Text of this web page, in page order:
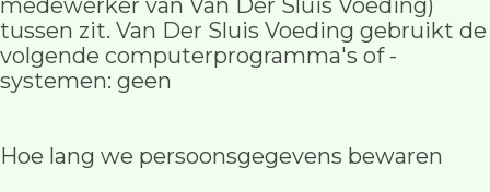
medewerker van Van Der Sluis Voeding)
tussen zit. Van Der Sluis Voeding gebruikt de
volgende computerprogramma's of -
systemen: geen
Hoe lang we persoonsgegevens bewaren